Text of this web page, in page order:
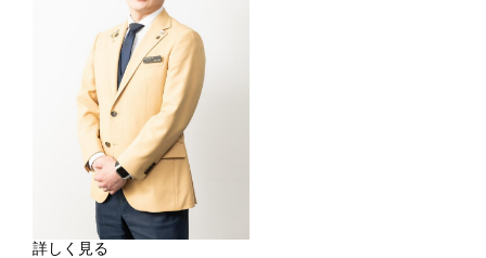
詳しく見る